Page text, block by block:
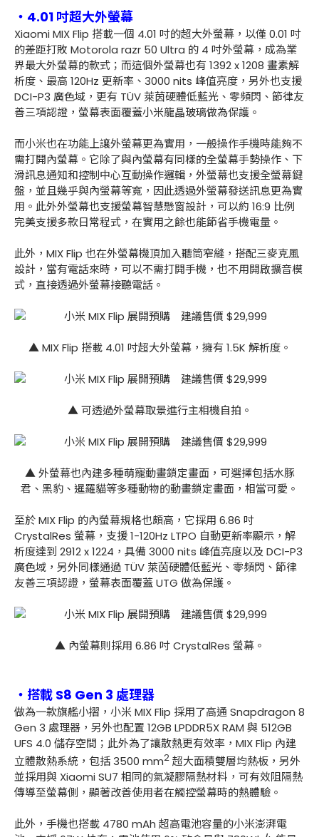
・4.01 吋超大外螢幕
Xiaomi MIX Flip 搭載一個 4.01 吋的超大外螢幕，以僅 0.01 吋
的差距打敗 Motorola razr 50 Ultra 的 4 吋外螢幕，成為業
界最大外螢幕的款式；而這個外螢幕也有 1392 x 1208 畫素解
析度、最高 120Hz 更新率、3000 nits 峰值亮度，另外也支援
DCI-P3 廣色域，更有 TÜV 萊茵硬體低藍光、零頻閃、節律友
善三項認證，螢幕表面覆蓋小米龍晶玻璃做為保護。
而小米也在功能上讓外螢幕更為實用，一般操作手機時能夠不
需打開內螢幕。它除了與內螢幕有同樣的全螢幕手勢操作、下
滑訊息通知和控制中心互動操作邏輯，外螢幕也支援全螢幕鍵
盤，並且幾乎與內螢幕等寬，因此透過外螢幕發送訊息更為實
用。此外外螢幕也支援螢幕智慧懸窗設計，可以約 16:9 比例
完美支援多款日常程式，在實用之餘也能節省手機電量。
此外，MIX Flip 也在外螢幕機頂加入聽筒窄縫，搭配三麥克風
設計，當有電話來時，可以不需打開手機，也不用開啟擴音模
式，直接透過外螢幕接聽電話。
▲ MIX Flip 搭載 4.01 吋超大外螢幕，擁有 1.5K 解析度。
▲ 可透過外螢幕取景進行主相機自拍。
▲ 外螢幕也內建多種萌寵動畫鎖定畫面，可選擇包括水豚
君、黑豹、暹羅貓等多種動物的動畫鎖定畫面，相當可愛。
至於 MIX Flip 的內螢幕規格也頗高，它採用 6.86 吋
CrystalRes 螢幕，支援 1-120Hz LTPO 自動更新率顯示，解
析度達到 2912 x 1224，具備 3000 nits 峰值亮度以及 DCI-P3
廣色域，另外同樣通過 TÜV 萊茵硬體低藍光、零頻閃、節律
友善三項認證，螢幕表面覆蓋 UTG 做為保護。
▲ 內螢幕則採用 6.86 吋 CrystalRes 螢幕。
・搭載 S8 Gen 3 處理器
做為一款旗艦小摺，小米 MIX Flip 採用了高通 Snapdragon 8
Gen 3 處理器，另外也配置 12GB LPDDR5X RAM 與 512GB
UFS 4.0 儲存空間；此外為了讓散熱更有效率，MIX Flip 內建
立體散熱系統，包括 3500 mm2 超大面積雙層均熱板，另外
並採用與 Xiaomi SU7 相同的氣凝膠隔熱材料，可有效阻隔熱
傳導至螢幕側，顯著改善使用者在觸控螢幕時的熱體驗。
此外，手機也搭載 4780 mAh 超高電池容量的小米澎湃電